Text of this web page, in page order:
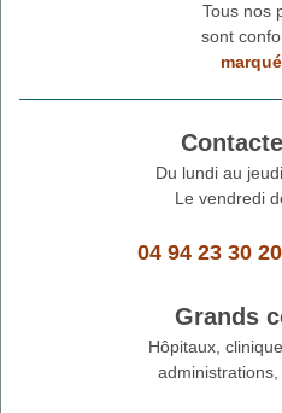
Tous nos
sont
Du lundi au
Le vendredi
04 94 23 30 20
Grands
Hôpitaux,